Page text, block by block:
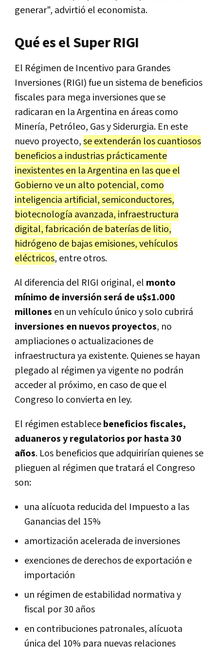
generar", advirtió el economista.
Qué es el Super RIGI
El Régimen de Incentivo para Grandes
Inversiones (RIGI) fue un sistema de beneficios
fiscales para mega inversiones que se
radicaran en la Argentina en áreas como
Minería, Petróleo, Gas y Siderurgia. En este
nuevo proyecto,se extenderán los cuantiosos
beneficios a industrias prácticamente
inexistentes en la Argentina en las que el
Gobierno ve un alto potencial, como
inteligencia artificial, semiconductores,
biotecnología avanzada, infraestructura
digital, fabricación de baterías de litio,
hidrógeno de bajas emisiones, vehículos
eléctricos, entre otros.
Al diferencia del RIGI original, el monto
mínimo de inversión será de u$s1.000
millones en un vehículo único y solo cubrirá
inversiones en nuevos proyectos, no
ampliaciones o actualizaciones de
infraestructura ya existente. Quienes se hayan
plegado al régimen ya vigente no podrán
acceder al próximo, en caso de que el
Congreso lo convierta en ley.
El régimen establecebeneficios fiscales,
aduaneros y regulatorios por hasta 30
años. Los beneficios que adquirirían quienes se
plieguen al régimen que tratará el Congreso
son:
una alícuota reducida del Impuesto a las
Ganancias del 15%
amortización acelerada de inversiones
exenciones de derechos de exportación e
importación
un régimen de estabilidad normativa y
fiscal por 30 años
en contribuciones patronales, alícuota
única del 10% para nuevas relaciones